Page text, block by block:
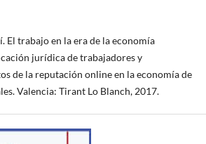
El trabajo en la era de la economía
jurídica de trabajadores y
de la reputación online en la economía de
Valencia: Tirant Lo Blanch, 2017.